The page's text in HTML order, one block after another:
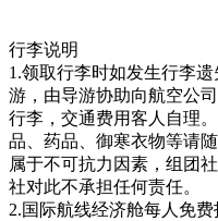
行李说明
1.领取行李时如发生行李
游，由导游协助向航空公
行李，交通费用客人自理
品、药品、御寒衣物等请
属于不可抗力因素，组团
社对此不承担任何责任。
2.国际航线经济舱每人免